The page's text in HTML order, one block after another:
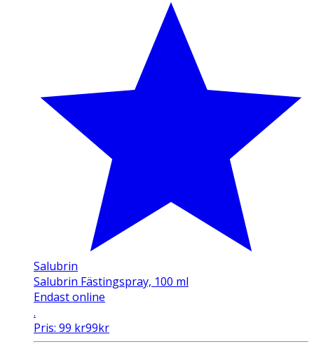
Salubrin
Salubrin Fästingspray, 100 ml
Endast online
.
Pris: 99 kr99kr